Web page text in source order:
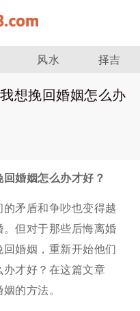
风水 择吉
想挽回婚姻怎么办
婚姻怎么办才好？
矛盾和争吵也变得越
但对于那些后悔离婚
婚姻，重新开始他们
才好？在这篇文章
的方法。